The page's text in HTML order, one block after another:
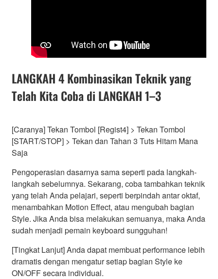
LANGKAH 4 Kombinasikan Teknik yang
Telah Kita Coba di LANGKAH 1–3
[Caranya] Tekan Tombol [Regist4] > Tekan Tombol
[START/STOP] > Tekan dan Tahan 3 Tuts Hitam Mana
Saja
Pengoperasian dasarnya sama seperti pada langkah-
langkah sebelumnya. Sekarang, coba tambahkan teknik
yang telah Anda pelajari, seperti berpindah antar oktaf,
menambahkan Motion Effect, atau mengubah bagian
Style. Jika Anda bisa melakukan semuanya, maka Anda
sudah menjadi pemain keyboard sungguhan!
[Tingkat Lanjut] Anda dapat membuat performance lebih
dramatis dengan mengatur setiap bagian Style ke
ON/OFF secara individual.